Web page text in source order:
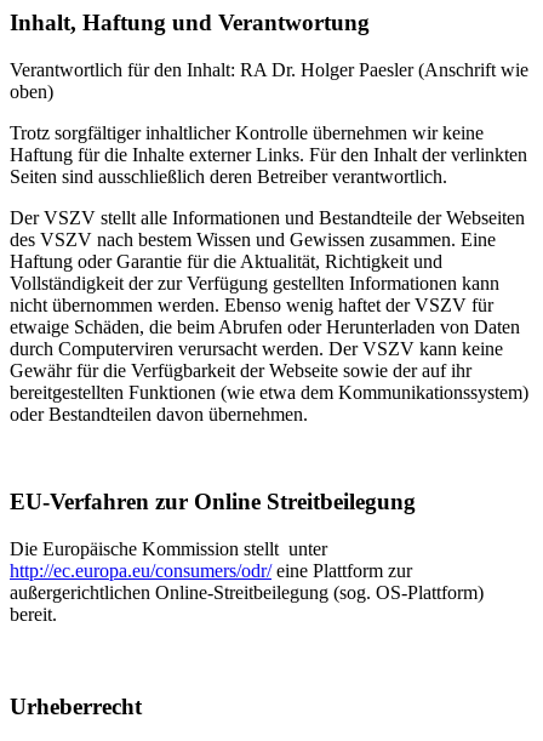
Inhalt, Haftung und Verantwortung
Verantwortlich für den Inhalt: RA Dr. Holger Paesler (Anschrift wie
oben)
Trotz sorgfältiger inhaltlicher Kontrolle übernehmen wir keine
Haftung für die Inhalte externer Links. Für den Inhalt der verlinkten
Seiten sind ausschließlich deren Betreiber verantwortlich.
Der VSZV stellt alle Informationen und Bestandteile der Webseiten
des VSZV nach bestem Wissen und Gewissen zusammen. Eine
Haftung oder Garantie für die Aktualität, Richtigkeit und
Vollständigkeit der zur Verfügung gestellten Informationen kann
nicht übernommen werden. Ebenso wenig haftet der VSZV für
etwaige Schäden, die beim Abrufen oder Herunterladen von Daten
durch Computerviren verursacht werden. Der VSZV kann keine
Gewähr für die Verfügbarkeit der Webseite sowie der auf ihr
bereitgestellten Funktionen (wie etwa dem Kommunikationssystem)
oder Bestandteilen davon übernehmen.
EU-Verfahren zur Online Streitbeilegung
Die Europäische Kommission stellt unter
http://ec.europa.eu/consumers/odr/eine Plattform zur
außergerichtlichen Online-Streitbeilegung (sog. OS-Plattform)
bereit.
Urheberrecht